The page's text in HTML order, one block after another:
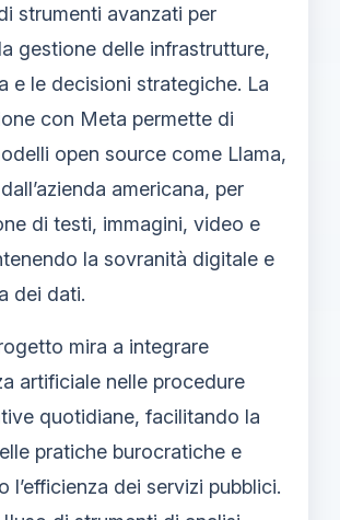
strumenti avanzati per
gestione delle infrastrutture,
e le decisioni strategiche. La
con Meta permette di
open source come Llama,
americana, per
di testi, immagini, video e
la sovranità digitale e
dei dati.
mira a integrare
artificiale nelle procedure
quotidiane, facilitando la
pratiche burocratiche e
l’efficienza dei servizi pubblici.